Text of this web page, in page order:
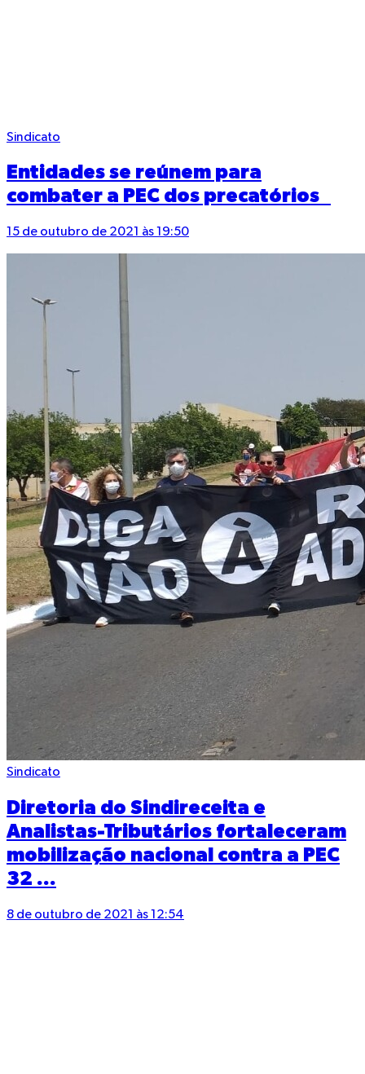
Sindicato
Entidades se reúnem para
combater a PEC dos precatórios
15 de outubro de 2021 às 19:50
Sindicato
Diretoria do Sindireceita e
Analistas-Tributários fortaleceram
mobilização nacional contra a PEC
32 ...
8 de outubro de 2021 às 12:54